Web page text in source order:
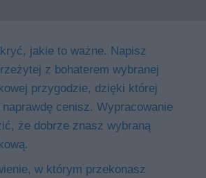
jakie to ważne. Napisz
z bohaterem wybranej
przygodzie, dzięki której
naprawdę cenisz. Wypracowanie
że dobrze znasz wybraną
w którym przekonasz